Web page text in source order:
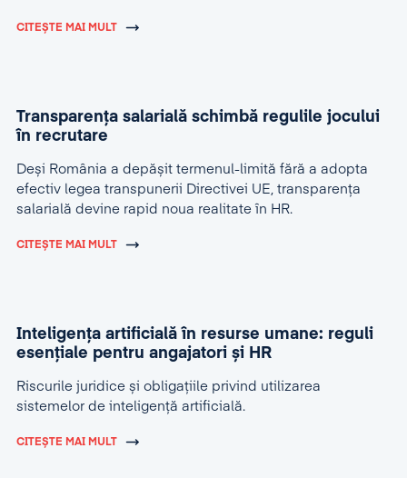
CITEȘTE MAI MULT
Transparența salarială schimbă regulile jocului
în recrutare
Deși România a depășit termenul-limită fără a adopta
efectiv legea transpunerii Directivei UE, transparența
salarială devine rapid noua realitate în HR.
CITEȘTE MAI MULT
Inteligența artificială în resurse umane: reguli
esențiale pentru angajatori și HR
Riscurile juridice și obligațiile privind utilizarea
sistemelor de inteligență artificială.
CITEȘTE MAI MULT